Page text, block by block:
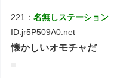
221：名無しステーション
ID:jr5P509A0.net
懐かしいオモチャだ